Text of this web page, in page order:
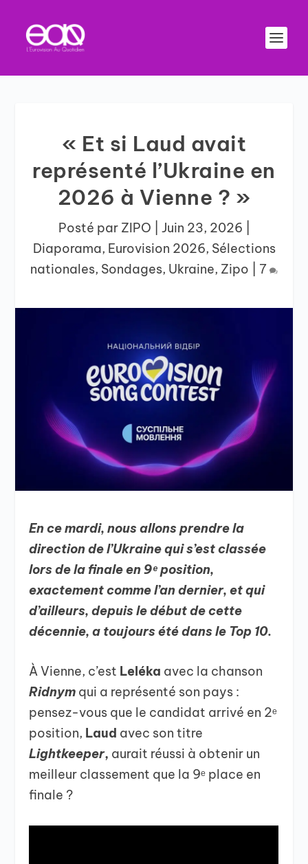
« Et si Laud avait
représenté l’Ukraine en
2026 à Vienne ? »
Posté par ZIPO Juin 23, 2026
Diaporama, Eurovision 2026, Sélections
nationales, Sondages, Ukraine, Zipo 7
En ce mardi, nous allons prendre la
direction de l’Ukraine qui s’est classée
lors de la finale en 9ᵉ position,
exactement comme l’an dernier, et qui
d’ailleurs, depuis le début de cette
décennie, a toujours été dans le Top 10.
À Vienne, c’est Leléka avec la chanson
Ridnym qui a représenté son pays :
pensez-vous que le candidat arrivé en 2ᵉ
position, Laud avec son titre
Lightkeeper, aurait réussi à obtenir un
meilleur classement que la 9ᵉ place en
finale ?